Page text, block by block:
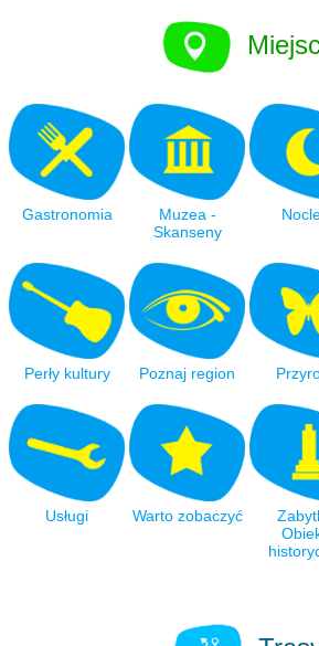
Gastronomia
Muzea -
Skanseny
Perły kultury Poznaj region
Usługi Warto zobaczyć